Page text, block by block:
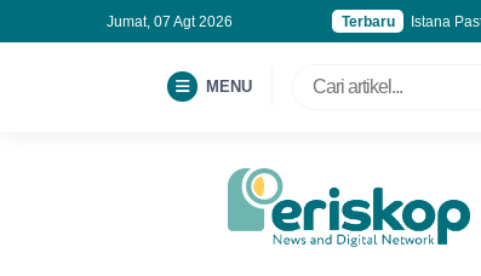
Jumat, 07 Agt 2026 Terbaru
Istana
15
MENU